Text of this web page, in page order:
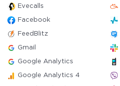
Evecalls
Facebook
FeedBlitz
Gmail
Google Analytics
Google Analytics 4